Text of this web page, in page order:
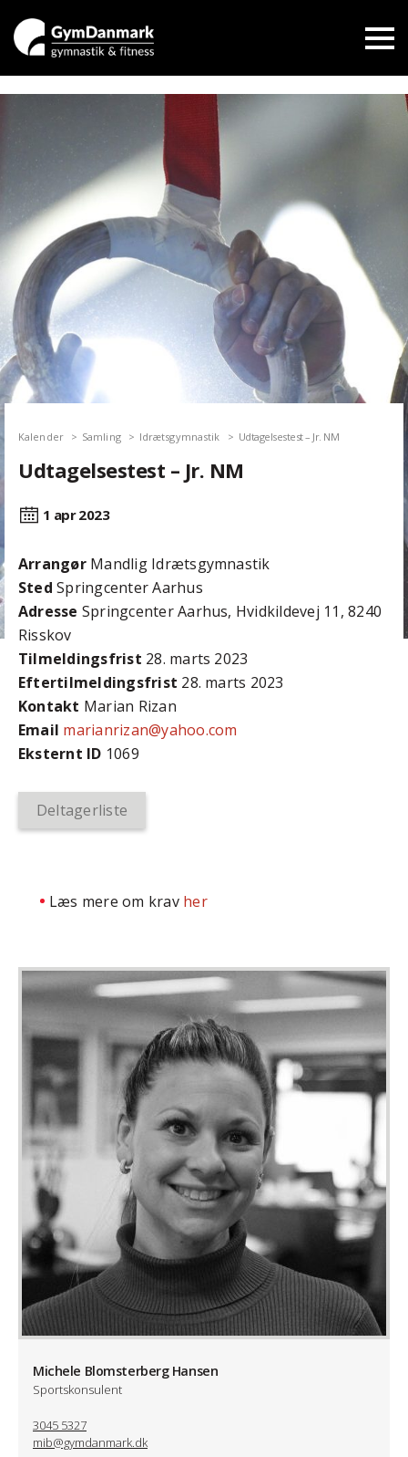
Kalender Samling Idrætsgymnastik Udtagelsestest – Jr. NM
Udtagelsestest – Jr. NM
1 apr2023
ArrangørMandlig Idrætsgymnastik
Sted Springcenter Aarhus
Adresse Springcenter Aarhus, Hvidkildevej 11, 8240
Risskov
Tilmeldingsfrist 28. marts 2023
Efter­tilmeldings­frist 28. marts 2023
Kontakt Marian Rizan
Email marianrizan@yahoo.com
Eksternt ID 1069
Deltagerliste
Læs mere om krav her
Michele Blomsterberg Hansen
Sportskonsulent
3045 5327
mib@gymdanmark.dk